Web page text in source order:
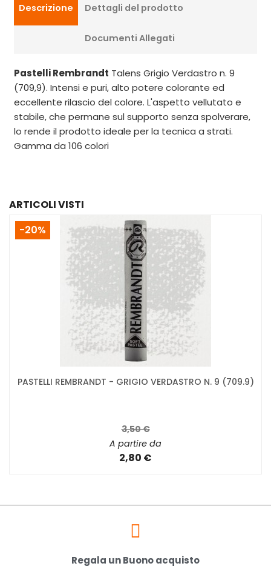
Descrizione Dettagli del prodotto
Documenti Allegati
Pastelli Rembrandt Talens Grigio Verdastro n. 9
(709,9). Intensi e puri, alto potere colorante ed
eccellente rilascio del colore. L'aspetto vellutato e
stabile, che permane sul supporto senza spolverare,
lo rende il prodotto ideale per la tecnica a strati.
Gamma da 106 colori
ARTICOLI VISTI
PASTELLI REMBRANDT - GRIGIO VERDASTRO N. 9 (709.9)
3,50 €
A partire da
2,80 €
-20%
Regala un Buono acquisto